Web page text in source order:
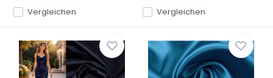
Vergleichen Vergleichen